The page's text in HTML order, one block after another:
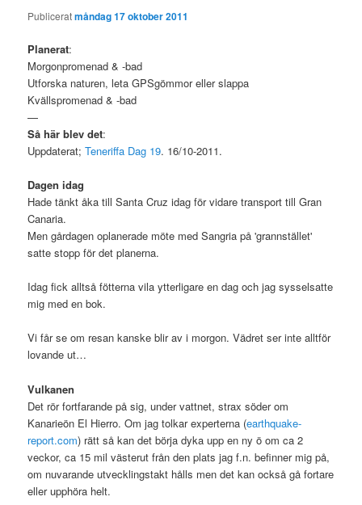
Publiceratmåndag 17 oktober 2011
Planerat:
Morgonpromenad & -bad
Utforska naturen, leta GPSgömmor eller slappa
Kvällspromenad & -bad
—
Så här blev det:
Uppdaterat;Teneriffa Dag 19. 16/10-2011.
Dagen idag
Hade tänkt åka till Santa Cruz idag för vidare transport till Gran
Canaria.
Men gårdagen oplanerade möte med Sangria på 'grannstället'
satte stopp för det planerna.
Idag fick alltså fötterna vila ytterligare en dag och jag sysselsatte
mig med en bok.
Vi får se om resan kanske blir av i morgon. Vädret ser inte alltför
lovande ut…
Vulkanen
Det rör fortfarande på sig, under vattnet, strax söder om
Kanarieön El Hierro. Om jag tolkar experterna (earthquake-
report.com) rätt så kan det börja dyka upp en ny ö om ca 2
veckor, ca 15 mil västerut från den plats jag f.n. befinner mig på,
om nuvarande utvecklingstakt hålls men det kan också gå fortare
eller upphöra helt.